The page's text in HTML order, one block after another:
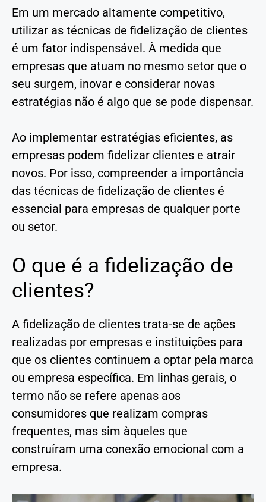
Em um mercado altamente competitivo,
utilizar as técnicas de fidelização de clientes
é um fator indispensável. À medida que
empresas que atuam no mesmo setor que o
seu surgem, inovar e considerar novas
estratégias não é algo que se pode dispensar.
Ao implementar estratégias eficientes, as
empresas podem fidelizar clientes e atrair
novos. Por isso, compreender a importância
das técnicas de fidelização de clientes é
essencial para empresas de qualquer porte
ou setor.
O que é a fidelização de
clientes?
A fidelização de clientes trata-se de ações
realizadas por empresas e instituições para
que os clientes continuem a optar pela marca
ou empresa específica. Em linhas gerais, o
termo não se refere apenas aos
consumidores que realizam compras
frequentes, mas sim àqueles que
construíram uma conexão emocional com a
empresa.